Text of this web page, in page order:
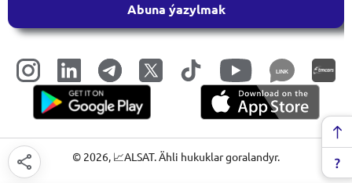
Abuna ýazylmak
LINK
© 2026, 📈ALSAT. Ähli hukuklar goralandyr.